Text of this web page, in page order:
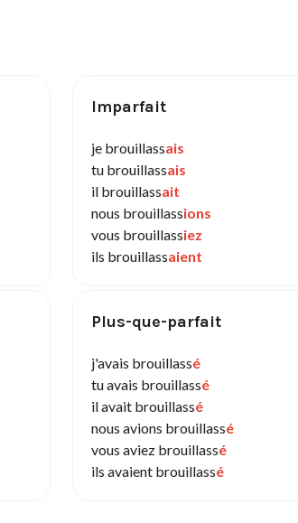
Imparfait
je brouillassais
tu brouillassais
il brouillassait
nous brouillassions
vous brouillassiez
ils brouillassaient
Plus-que-parfait
j'avais brouillassé
tu avais brouillassé
il avait brouillassé
nous avions brouillassé
vous aviez brouillassé
ils avaient brouillassé